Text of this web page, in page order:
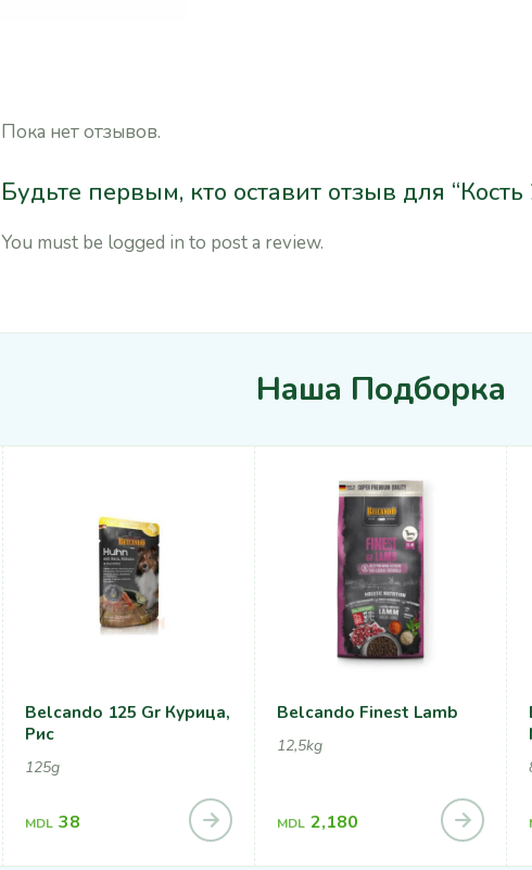
Пока нет отзывов.
Будьте первым, кто оставит отзыв для “Кость
You must be logged in to post a review.
Наша Подборка
Belcando 125 Gr Курица,
Рис
125g
MDL 38
Belcando Finest Lamb
12,5kg
MDL 2,180